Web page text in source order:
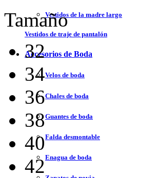
Vestidos de la madre largo
Vestidos de traje de pantalón
Accesorios de Boda
Velos de boda
Chales de boda
Guantes de boda
Falda desmontable
Enagua de boda
Tamaño
32
34
36
38
40
42